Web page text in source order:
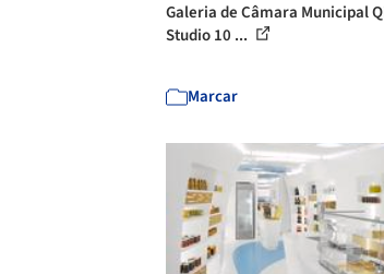
Galeria de Câmara Municipal
Studio 10 ...
Marcar